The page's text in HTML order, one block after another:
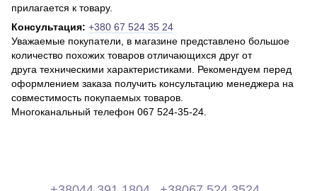
прилагается к товару.
Консультация: +380 67 524 35 24
Уважаемые покупатели, в магазине представлено большое
количество похожих товаров отличающихся друг от
друга техническими характеристиками. Рекомендуем перед
оформлением заказа получить консультацию менеджера на
совместимость покупаемых товаров.
Многоканальный телефон 067 524-35-24.